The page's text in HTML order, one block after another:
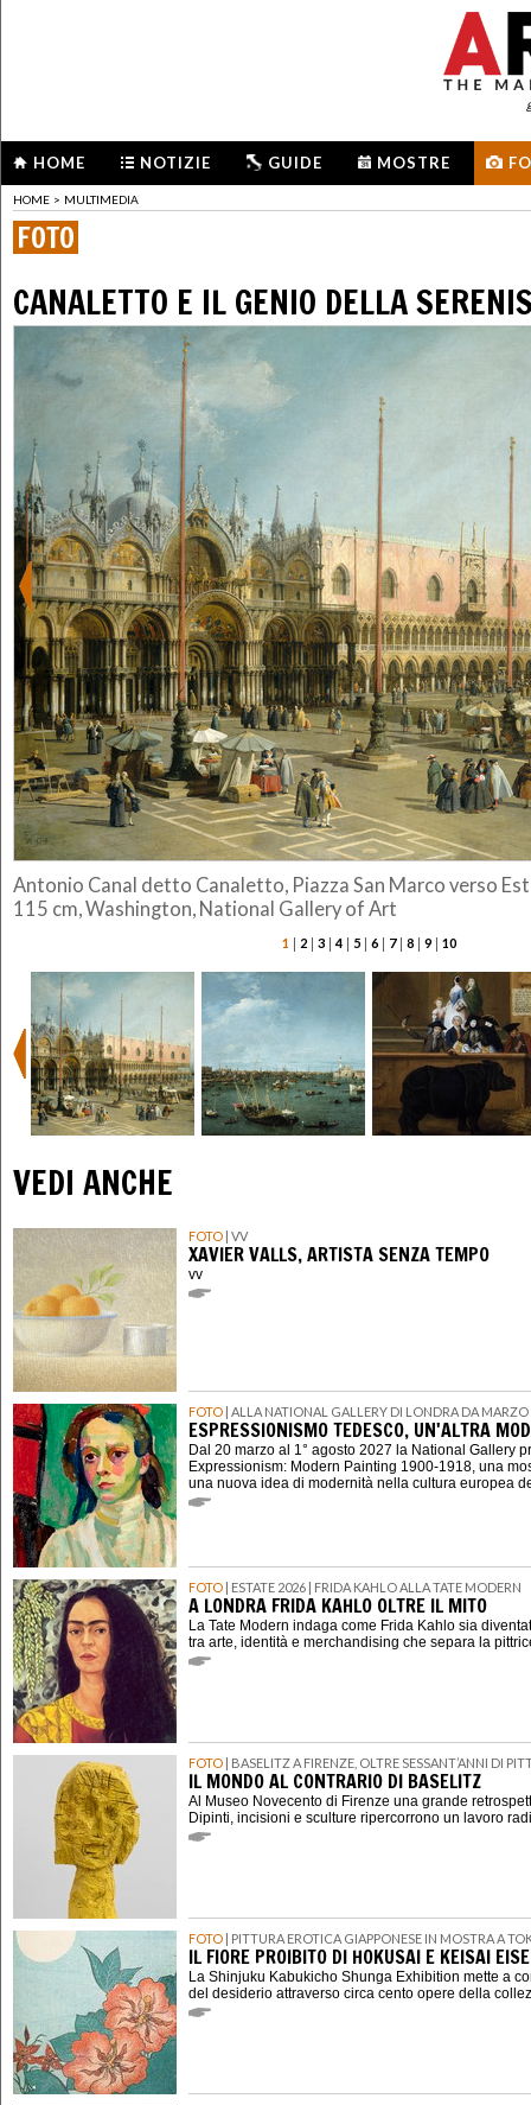
HOME NOTIZIE GUIDE MOSTRE
HOME > MULTIMEDIA
FOTO
CANALETTO E IL GENIO DELLA
Antonio Canal detto Canaletto, Piazza San Marco verso
115 cm, Washington, National Gallery of Art
1 | 2| 3| 4| 5| 6| 7| 8| 9| 10
VEDI ANCHE
FOTO | VV
XAVIER VALLS, ARTISTA SENZA TEMPO
vv
FOTO | ALLA NATIONAL GALLERY DI LONDRA DA
ESPRESSIONISMO TEDESCO, UN'ALTRA
Dal 20 marzo al 1° agosto 2027 la National Gallery
Expressionism: Modern Painting 1900-1918, una
una nuova idea di modernità nella cultura europea
FOTO | ESTATE 2026 | FRIDA KAHLO ALLA TATE MODERN
A LONDRA FRIDA KAHLO OLTRE IL MITO
La Tate Modern indaga come Frida Kahlo sia
tra arte, identità e merchandising che separa la
FOTO | BASELITZ A FIRENZE, OLTRE SESSANT’ANNI DI
IL MONDO AL CONTRARIO DI BASELITZ
Al Museo Novecento di Firenze una grande
Dipinti, incisioni e sculture ripercorrono un lavoro
FOTO | PITTURA EROTICA GIAPPONESE IN MOSTRA A
IL FIORE PROIBITO DI HOKUSAI E KEISAI
La Shinjuku Kabukicho Shunga Exhibition mette a
del desiderio attraverso circa cento opere della